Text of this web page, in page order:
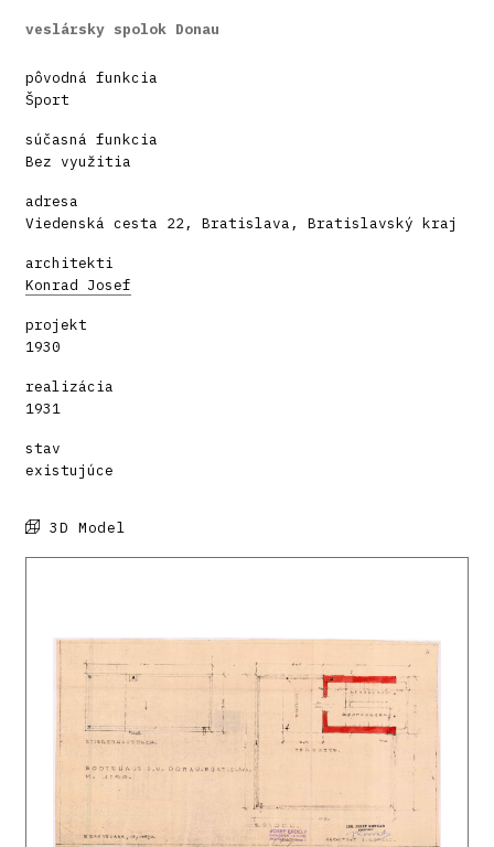
veslársky spolok Donau
pôvodná funkcia
Šport
súčasná funkcia
Bez využitia
adresa
Viedenská cesta 22, Bratislava, Bratislavský kraj
architekti
Konrad Josef
projekt
1930
realizácia
1931
stav
existujúce
3D Model